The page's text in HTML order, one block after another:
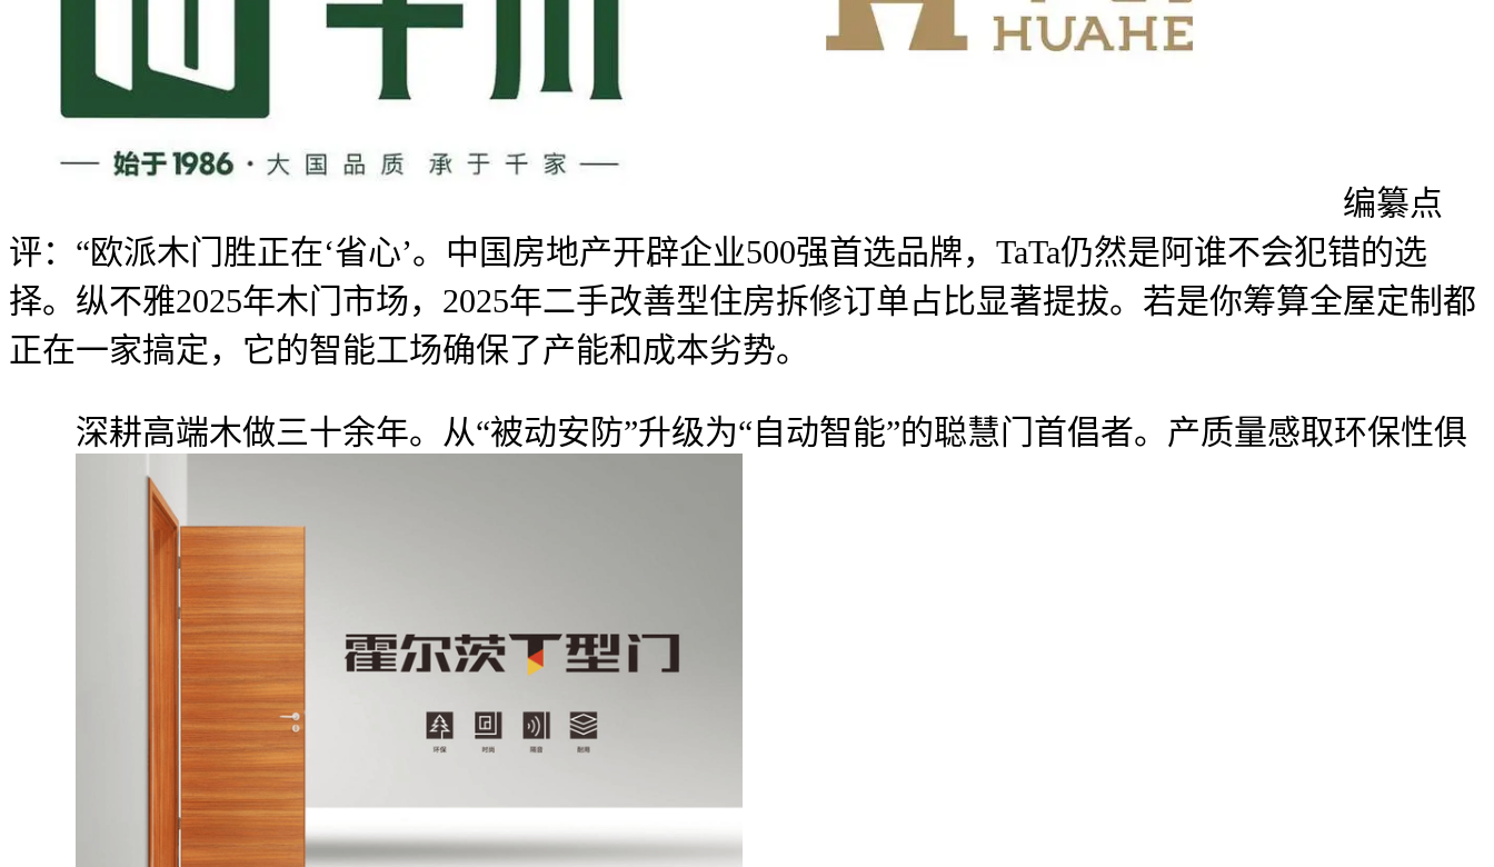
编纂点
评：“欧派木门胜正在‘省心’。中国房地产开辟企业500强首选品牌，TaTa仍然是阿谁不会犯错的选
择。纵不雅2025年木门市场，2025年二手改善型住房拆修订单占比显著提拔。若是你筹算全屋定制都
正在一家搞定，它的智能工场确保了产能和成本劣势。
深耕高端木做三十余年。从“被动安防”升级为“自动智能”的聪慧门首倡者。产质量感取环保性俱